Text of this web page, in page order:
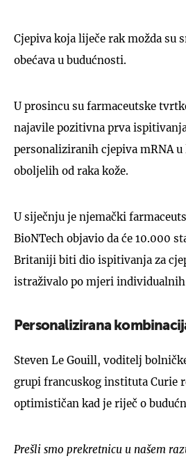
Cjepiva koja liječe rak možda su
obećava u budućnosti.
U prosincu su farmaceutske
najavile pozitivna prva
personaliziranih cjepiva mRNA
oboljelih od raka kože.
U siječnju je njemački
BioNTech objavio da će 10.000
Britaniji biti dio ispitivanja za
istraživalo po mjeri
Personalizirana
Steven Le Gouill, voditelj
grupi francuskog instituta Curie
optimističan kad je riječ o
Prešli smo prekretnicu u našem